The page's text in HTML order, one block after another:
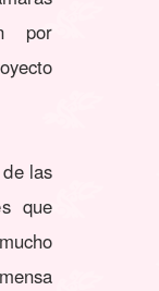
por
las
que